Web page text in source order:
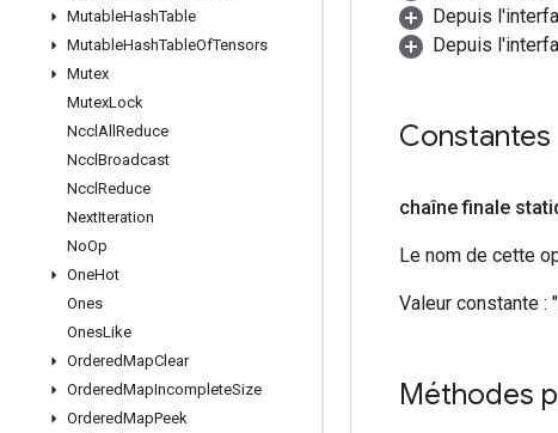
MutableHashTable
MutableHashTableOfTensors
Mutex
MutexLock
Nccl All Reduce
Nccl Broadcast
Nccl Reduce
NextIteration
NoOp
OneHot
Ones
OnesLike
OrderedMapClear
OrderedMapIncompleteSize
OrderedMapPeek
Depuis
Depuis
Constantes
chaîne finale
Le nom de cette
Valeur constante :
Méthodes